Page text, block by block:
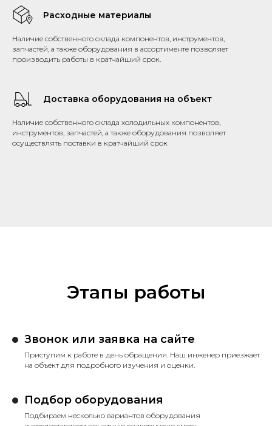
Расходные материалы
Наличие собственного склада компонентов, инструментов,
запчастей, а также оборудования в ассортименте позволяет
производить работы в кратчайший срок.
Доставка оборудования на объект
Наличие собственного склада холодильных компонентов,
инструментов, запчастей, а также оборудования позволяет
осуществлять поставки в кратчайший срок
Этапы работы
Звонок или заявка на сайте
Приступим к работе в день обращения. Наш инженер приезжает
на объект для подробного изучения и оценки.
Подбор оборудования
Подбираем несколько вариантов оборудования